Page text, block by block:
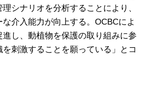
シナリオを分析することにより、
介入能力が向上する。OCBCによ
進し、動植物を保護の取り組みに参
刺激することを願っている」とコ